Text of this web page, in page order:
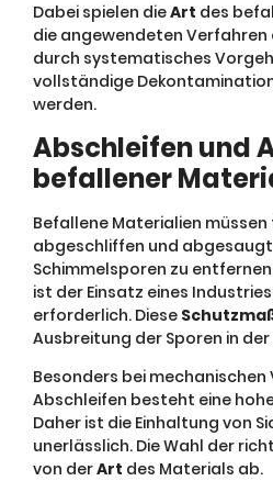
Dabei spielen dieArt des
die angewendeten Verfahren
durch systematisches
vollständige
werden.
Abschleifen und
befallener
Befallene Materialien
abgeschliffen und
Schimmelsporen zu
ist der Einsatz eines
erforderlich. Diese
Ausbreitung der Sporen in
Besonders bei
Abschleifen besteht eine
Daher ist die Einhaltung von
unerlässlich. Die Wahl der
von derArt des Materials ab.